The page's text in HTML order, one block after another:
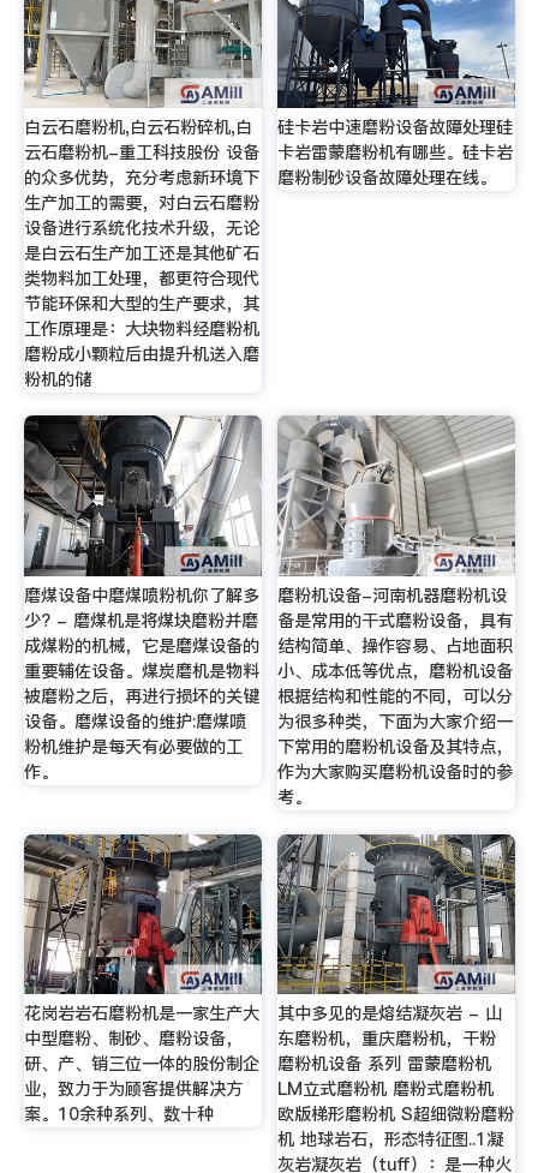
白云石磨粉机,白云石粉碎机,白
云石磨粉机-重工科技股份 设备
的众多优势，充分考虑新环境下
生产加工的需要，对白云石磨粉
设备进行系统化技术升级，无论
是白云石生产加工还是其他矿石
类物料加工处理，都更符合现代
节能环保和大型的生产要求，其
工作原理是：大块物料经磨粉机
磨粉成小颗粒后由提升机送入磨
粉机的储
硅卡岩中速磨粉设备故障处理硅
卡岩雷蒙磨粉机有哪些。硅卡岩
磨粉制砂设备故障处理在线。
磨煤设备中磨煤喷粉机你了解多
少? - 磨煤机是将煤块磨粉并磨
成煤粉的机械，它是磨煤设备的
重要辅佐设备。煤炭磨机是物料
被磨粉之后，再进行损坏的关键
设备。磨煤设备的维护:磨煤喷
粉机维护是每天有必要做的工
作。
磨粉机设备-河南机器磨粉机设
备是常用的干式磨粉设备，具有
结构简单、操作容易、占地面积
小、成本低等优点，磨粉机设备
根据结构和性能的不同，可以分
为很多种类，下面为大家介绍一
下常用的磨粉机设备及其特点，
作为大家购买磨粉机设备时的参
考。
花岗岩岩石磨粉机是一家生产大
中型磨粉、制砂、磨粉设备，
研、产、销三位一体的股份制企
业，致力于为顾客提供解决方
案。10余种系列、数十种
其中多见的是熔结凝灰岩 - 山
东磨粉机，重庆磨粉机，干粉
磨粉机设备 系列 雷蒙磨粉机
LM立式磨粉机 磨粉式磨粉机
欧版梯形磨粉机 S超细微粉磨粉
机 地球岩石，形态特征图..1凝
灰岩凝灰岩（tuff）：是一种火